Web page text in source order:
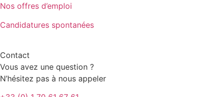
Nos offres d’emploi
Candidatures spontanées
Contact
Vous avez une question ?
N’hésitez pas à nous appeler